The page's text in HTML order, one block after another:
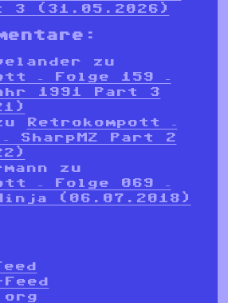
3 (31.05.2026)
zu
– Folge 159 –
1991 Part 3
Retrokompott –
SharpMZ Part 2
zu
– Folge 069 –
(06.07.2018)
Feed